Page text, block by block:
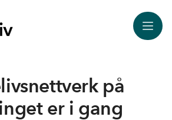
Meny
på
er i gang